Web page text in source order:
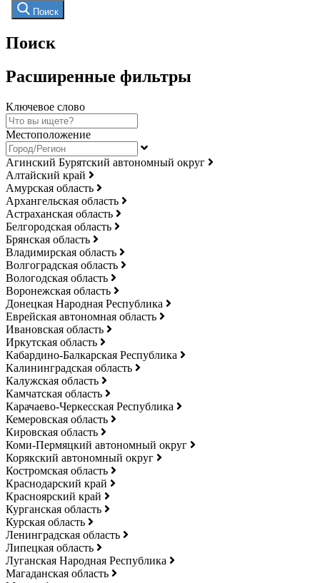
Поиск
Поиск
Расширенные фильтры
Ключевое слово
Местоположение
Агинский Бурятский автономный округ
Алтайский край
Амурская область
Архангельская область
Астраханская область
Белгородская область
Брянская область
Владимирская область
Волгоградская область
Вологодская область
Воронежская область
Донецкая Народная Республика
Еврейская автономная область
Ивановская область
Иркутская область
Кабардино-Балкарская Республика
Калининградская область
Калужская область
Камчатская область
Карачаево-Черкесская Республика
Кемеровская область
Кировская область
Коми-Пермяцкий автономный округ
Корякский автономный округ
Костромская область
Краснодарский край
Красноярский край
Курганская область
Курская область
Ленинградская область
Липецкая область
Луганская Народная Республика
Магаданская область